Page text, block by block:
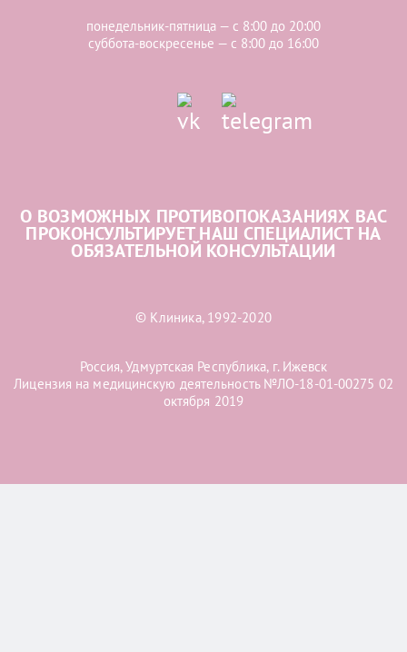
понедельник-пятница — с 8:00 до 20:00
суббота-воскресенье — с 8:00 до 16:00
О ВОЗМОЖНЫХ ПРОТИВОПОКАЗАНИЯХ ВАС
ПРОКОНСУЛЬТИРУЕТ НАШ СПЕЦИАЛИСТ НА
ОБЯЗАТЕЛЬНОЙ КОНСУЛЬТАЦИИ
© Клиника, 1992-2020
Россия, Удмуртская Республика, г. Ижевск
Лицензия на медицинскую деятельность №ЛО-18-01-00275 02
октября 2019